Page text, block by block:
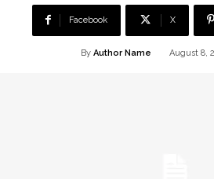
Facebook X
By Author Name August 8,